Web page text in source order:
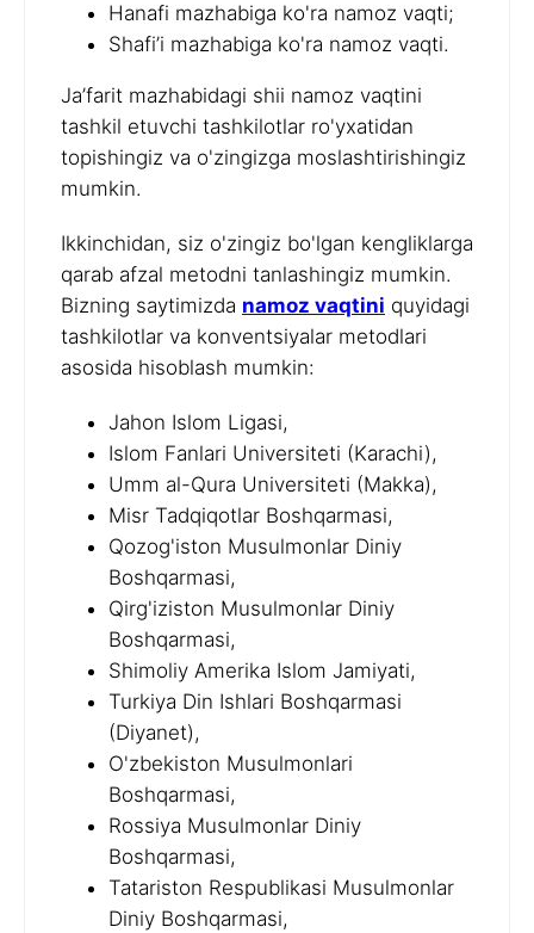
Hanafi mazhabiga ko'ra namoz vaqti;
Shafi’i mazhabiga ko'ra namoz vaqti.
Ja’farit mazhabidagi shii namoz vaqtini
tashkil etuvchi tashkilotlar ro'yxatidan
topishingiz va o'zingizga moslashtirishingiz
mumkin.
Ikkinchidan, siz o'zingiz bo'lgan kengliklarga
qarab afzal metodni tanlashingiz mumkin.
Bizning saytimizda namoz vaqtini quyidagi
tashkilotlar va konventsiyalar metodlari
asosida hisoblash mumkin:
Jahon Islom Ligasi,
Islom Fanlari Universiteti (Karachi),
Umm al-Qura Universiteti (Makka),
Misr Tadqiqotlar Boshqarmasi,
Qozog'iston Musulmonlar Diniy
Boshqarmasi,
Qirg'iziston Musulmonlar Diniy
Boshqarmasi,
Shimoliy Amerika Islom Jamiyati,
Turkiya Din Ishlari Boshqarmasi
(Diyanet),
O'zbekiston Musulmonlari
Boshqarmasi,
Rossiya Musulmonlar Diniy
Boshqarmasi,
Tatariston Respublikasi Musulmonlar
Diniy Boshqarmasi,